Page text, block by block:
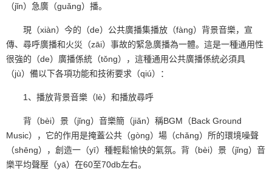
（jǐn）急廣（guǎng）播。
現（xiàn）今的（de）公共廣播集播放（fàng）背景音樂，宣
傳、尋呼廣播和火災（zāi）事故的緊急廣播為一體。這是一種通用性
很強的（de）廣播係統（tǒng），這種通用公共廣播係統必須具
（jù）備以下各項功能和技術要求（qiú）：
1、播放背景音樂（lè）和播放尋呼
背（bèi）景（jǐng）音樂簡（jiǎn）稱BGM（Back Ground
Music），它的作用是掩蓋公共（gòng）場（chǎng）所的環境噪聲
（shēng），創造一（yī）種輕鬆愉快的氣氛。背（bèi）景（jǐng）音
樂平均聲壓（yā）在60至70db左右。